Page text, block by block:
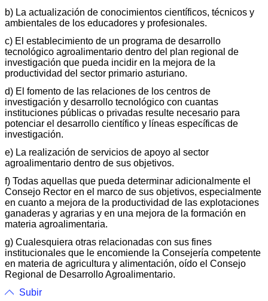
b) La actualización de conocimientos científicos, técnicos y
ambientales de los educadores y profesionales.
c) El establecimiento de un programa de desarrollo
tecnológico agroalimentario dentro del plan regional de
investigación que pueda incidir en la mejora de la
productividad del sector primario asturiano.
d) El fomento de las relaciones de los centros de
investigación y desarrollo tecnológico con cuantas
instituciones públicas o privadas resulte necesario para
potenciar el desarrollo científico y líneas específicas de
investigación.
e) La realización de servicios de apoyo al sector
agroalimentario dentro de sus objetivos.
f) Todas aquellas que pueda determinar adicionalmente el
Consejo Rector en el marco de sus objetivos, especialmente
en cuanto a mejora de la productividad de las explotaciones
ganaderas y agrarias y en una mejora de la formación en
materia agroalimentaria.
g) Cualesquiera otras relacionadas con sus fines
institucionales que le encomiende la Consejería competente
en materia de agricultura y alimentación, oído el Consejo
Regional de Desarrollo Agroalimentario.
Subir